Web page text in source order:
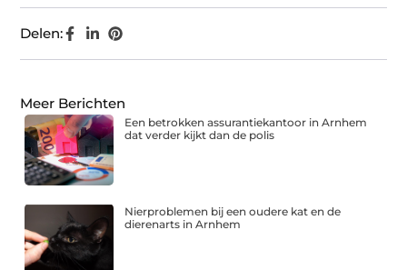
Delen:
Meer Berichten
Een betrokken assurantiekantoor in Arnhem
dat verder kijkt dan de polis
Nierproblemen bij een oudere kat en de
dierenarts in Arnhem